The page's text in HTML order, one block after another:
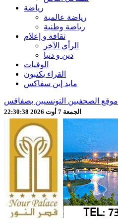
رياضة
رياضة عالمية
رياضة وطنية
ثقافة و إعلام
الرأي الآخر
دين و دنيا
الوفيات
القراء يكتبون
مايد إين سفاكس
موقع الصحفيين التونسيين بصفاقس
الجمعة 7 أوت 2026 22:30:40